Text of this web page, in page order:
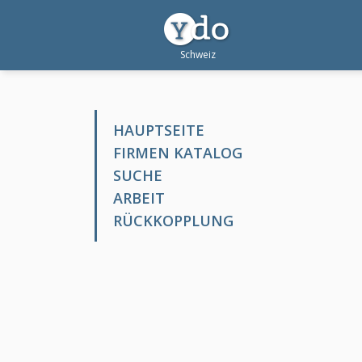
HAUPTSEITE
FIRMEN KATALOG
SUCHE
ARBEIT
RÜCKKOPPLUNG